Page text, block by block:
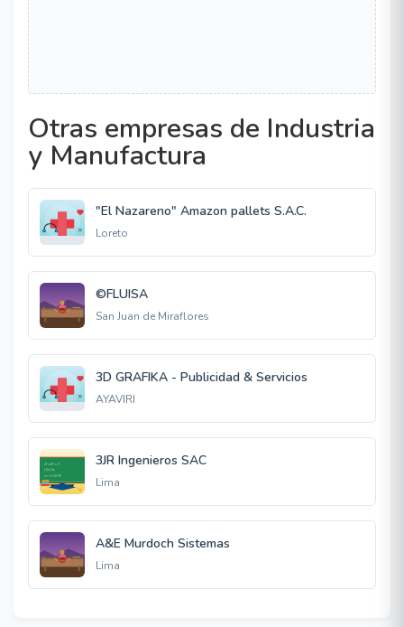
Otras empresas de Industria
y Manufactura
"El Nazareno" Amazon pallets S.A.C.
Loreto
©FLUISA
San Juan de Miraflores
3D GRAFIKA - Publicidad & Servicios
AYAVIRI
3JR Ingenieros SAC
Lima
A&E Murdoch Sistemas
Lima